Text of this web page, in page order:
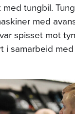
tungbil.
med
spisset mot
i samarbeid